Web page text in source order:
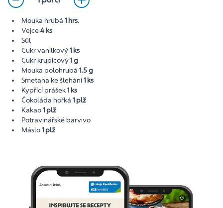
Mouka hrubá 1 hrs.
Vejce4 ks
Sůl
Cukr vanilkový1 ks
Cukr krupicový1 g
Mouka polohrubá 1,5 g
Smetana ke šlehání1 ks
Kypřící prášek1 ks
Čokoláda hořká 1 plž
Kakao1 plž
Potravinářské barvivo
Máslo1 plž